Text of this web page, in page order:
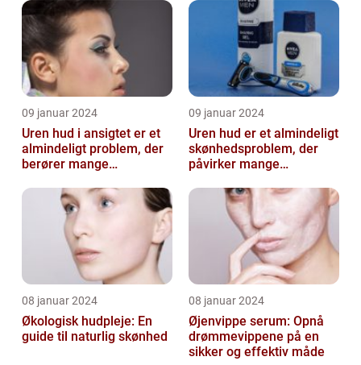
09 januar 2024
Uren hud i ansigtet er et
almindeligt problem, der
berører mange
09 januar 2024
Uren hud er et almindeligt
skønhedsproblem, der
påvirker mange
08 januar 2024
Økologisk hudpleje: En
guide til naturlig skønhed
08 januar 2024
Øjenvippe serum: Opnå
drømmevippene på en
sikker og effektiv måde